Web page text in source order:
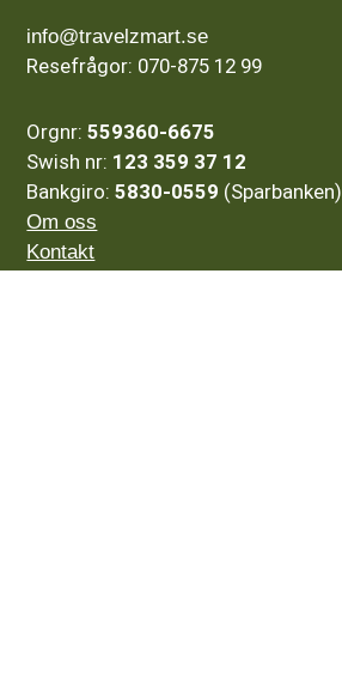
info@travelzmart.se
Resefrågor: 070-875 12 99
Orgnr:559360-6675
Swish nr: 123 359 37 12
Bankgiro:5830-0559 (Sparbanken)
Om oss
Kontakt